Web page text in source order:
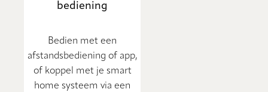
bediening
Bedien met een
afstandsbediening of app,
of koppel met je smart
home systeem via een